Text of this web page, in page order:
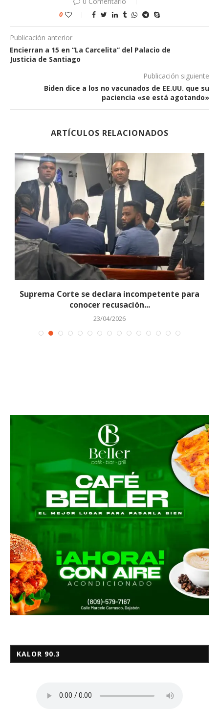
0
Publicación anterior
Encierran a 15 en “La Carcelita” del Palacio de
Justicia de Santiago
Publicación siguiente
Biden dice a los no vacunados de EE.UU. que su
paciencia «se está agotando»
ARTÍCULOS RELACIONADOS
Suprema Corte se declara incompetente para
conocer recusación...
23/04/2026
KALOR 90.3